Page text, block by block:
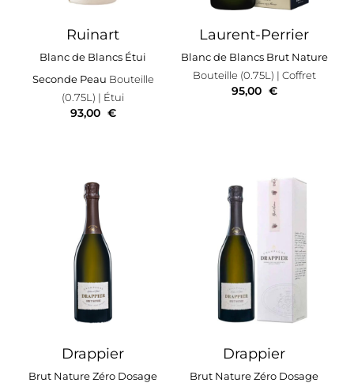
Ruinart
Blanc de Blancs Étui
Seconde Peau Bouteille
(0.75L) | Étui
93,00 €
Laurent-Perrier
Blanc de Blancs Brut Nature
Bouteille (0.75L) | Coffret
95,00 €
Drappier
Brut Nature Zéro Dosage
Drappier
Brut Nature Zéro Dosage